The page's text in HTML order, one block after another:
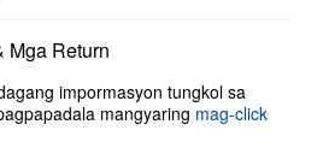
Mga Return
impormasyon tungkol sa
mangyaring mag-click